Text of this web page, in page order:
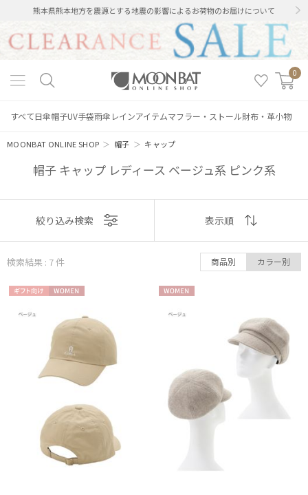
熊本県熊本地方を震源とする地震の影響によるお荷物のお届けについて
0
すべて日傘帽子UV手袋雨傘 レインアイテムマフラー・ストール財布・革小物
MOONBAT ONLINE SHOP ＞ 帽子 ＞ キャップ
帽子 キャップ レディース ベージュ系 ピンク系
絞り込み
メンズ
カテゴリー
表示
おすすめ
価格の高い
価格の低い
人気順
お気に入り
絞り込み検索 表示順
検索結果 : 7件 商品別 カラー別
向け